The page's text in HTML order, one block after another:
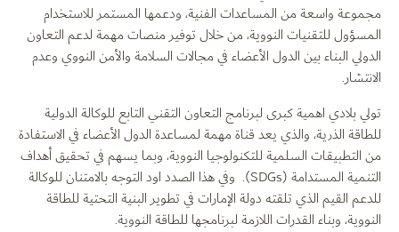
مجموعة واسعة من المساعدات الفنية، ودعمها المستمر للاستخدام
المسؤول للتقنيات النووية، من خلال توفير منصات مهمة لدعم التعاون
الدولي البناء بين الدول الأعضاء في مجالات السلامة والأمن النووي وعدم
الانتشار.
تولي بلادي اهمية كبرى لبرنامج التعاون التقني التابع للوكالة الدولية
للطاقة الذرية، والذي يعد قناة مهمة لمساعدة الدول الأعضاء في الاستفادة
من التطبيقات السلمية للتكنولوجيا النووية، وبما يسهم في تحقيق أهداف
التنمية المستدامة (SDGs). وفي هذا الصدد اود التوجه بالامتنان للوكالة
للدعم القيم الذي تلقته دولة الإمارات في تطوير البنية التحتية للطاقة
النووية، وبناء القدرات اللازمة لبرنامجها للطاقة النووية.